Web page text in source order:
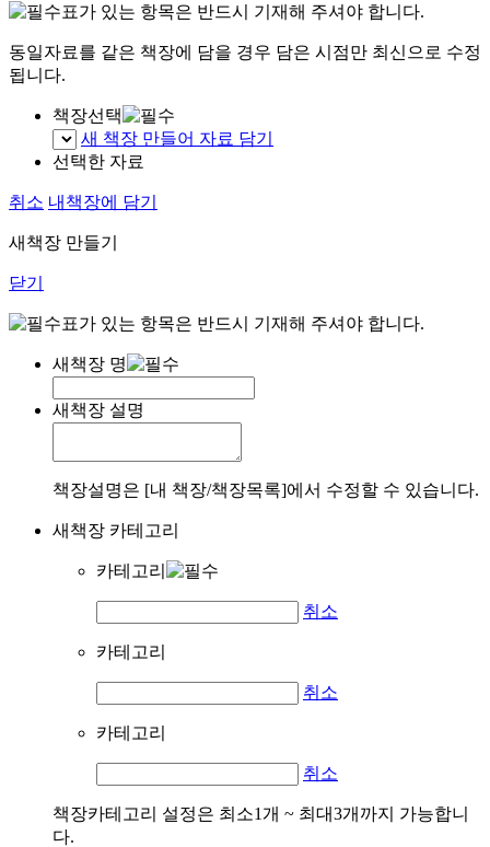
표가 있는 항목은 반드시 기재해 주셔야 합니다.
동일자료를 같은 책장에 담을 경우 담은 시점만 최신으로 수정
됩니다.
책장선택
새 책장 만들어 자료 담기
선택한 자료
취소 내책장에 담기
새책장 만들기
닫기
표가 있는 항목은 반드시 기재해 주셔야 합니다.
새책장 명
새책장 설명
책장설명은 [내 책장/책장목록]에서 수정할 수 있습니다.
새책장 카테고리
카테고리
취소
카테고리
취소
카테고리
취소
책장카테고리 설정은 최소1개 ~ 최대3개까지 가능합니
다.